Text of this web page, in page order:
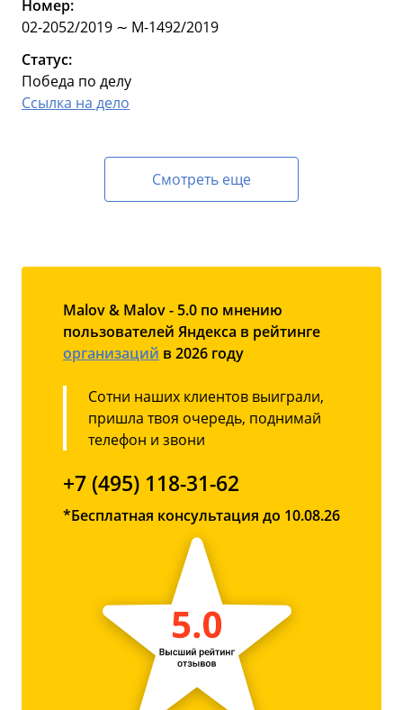
Номер:
02-2052/2019 ∼ М-1492/2019
Статус:
Победа по делу
Ссылка на дело
Смотреть еще
Malov & Malov - 5.0 по мнению
пользователей Яндекса в рейтинге
организаций в 2026 году
Сотни наших клиентов выиграли,
пришла твоя очередь, поднимай
телефон и звони
+7 (495) 118-31-62
*Бесплатная консультация до 10.08.26